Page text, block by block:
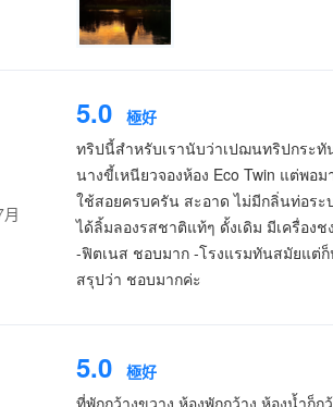
5.0 極好
ทริปนี้สำหรับเรานับว่าเปฌนทริปกระทั
นางขี้เหนียวจองห้อง Eco Twin แต่พอ
ใช้สอยครบครัน สะอาด ไม่มีกลิ่นท่อร
ได้ลิ้มลองรสชาติแท้ๆ ดั้งเดิม มีเครื่อง
-ฟิตเนส ชอบมาก -โรงแรมทันสมัยแต่
สรุปว่า ชอบมากค่ะ
5.0 極好
ที่พักกว้างขวาง ห้องพักกว้าง ห้องน้ำก็